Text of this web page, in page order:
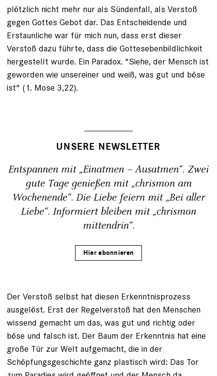
plötzlich nicht mehr nur als Sündenfall, als Verstoß
gegen Gottes Gebot dar. Das Entscheidende und
Erstaunliche war für mich nun, dass erst dieser
Verstoß dazu führte, dass die Gottesebenbildlichkeit
hergestellt wurde. Ein Paradox. "Siehe, der Mensch ist
geworden wie unsereiner und weiß, was gut und böse
ist" (1. Mose 3,22).
UNSERE NEWSLETTER
Entspannen mit „Einatmen – Ausatmen“. Zwei
gute Tage genießen mit „chrismon am
Wochenende“. Die Liebe feiern mit „Bei aller
Liebe“. Informiert bleiben mit „chrismon
mittendrin“.
Hier abonnieren
Der Verstoß selbst hat diesen Erkenntnisprozess
ausgelöst. Erst der Regelverstoß hat den Menschen
wissend gemacht um das, was gut und richtig oder
böse und falsch ist. Der Baum der Erkenntnis hat eine
große Tür zur Welt aufgemacht, die in der
Schöpfungsgeschichte ganz ­plastisch wird: Das Tor